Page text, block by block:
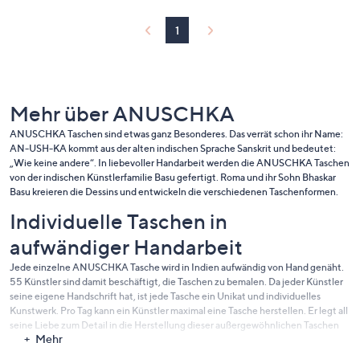
1
Mehr über ANUSCHKA
ANUSCHKA Taschen sind etwas ganz Besonderes. Das verrät schon ihr Name:
AN-USH-KA kommt aus der alten indischen Sprache Sanskrit und bedeutet:
„Wie keine andere“. In liebevoller Handarbeit werden die ANUSCHKA Taschen
von der indischen Künstlerfamilie Basu gefertigt. Roma und ihr Sohn Bhaskar
Basu kreieren die Dessins und entwickeln die verschiedenen Taschenformen.
Individuelle Taschen in
aufwändiger Handarbeit
Jede einzelne ANUSCHKA Tasche wird in Indien aufwändig von Hand genäht.
55 Künstler sind damit beschäftigt, die Taschen zu bemalen. Da jeder Künstler
seine eigene Handschrift hat, ist jede Tasche ein Unikat und individuelles
Kunstwerk. Pro Tag kann ein Künstler maximal eine Tasche herstellen. Er legt all
seine Liebe zum Detail in die Herstellung dieser außergewöhnlichen Taschen
und schöpft dabei seinen künstlerischen Spielraum voll aus. Damit sind
Mehr